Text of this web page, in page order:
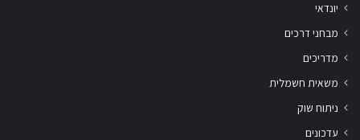
יונדאי
מבחני דרכים
מדריכים
משאית חשמלית
ניתוח שוק
עדכונים